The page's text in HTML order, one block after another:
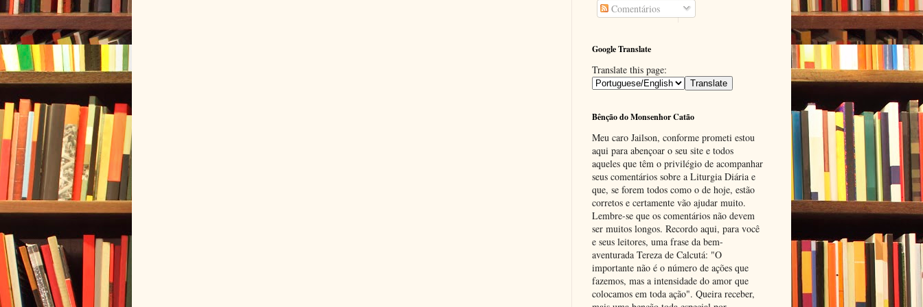
Comentários
Google Translate
Translate this page:
Bênção do Monsenhor Catão
Meu caro Jailson, conforme prometi estou
aqui para abençoar o seu site e todos
aqueles que têm o privilégio de acompanhar
seus comentários sobre a Liturgia Diária e
que, se forem todos como o de hoje, estão
corretos e certamente vão ajudar muito.
Lembre-se que os comentários não devem
ser muitos longos. Recordo aqui, para você
e seus leitores, uma frase da bem-
aventurada Tereza de Calcutá: "O
importante não é o número de ações que
fazemos, mas a intensidade do amor que
colocamos em toda ação". Queira receber,